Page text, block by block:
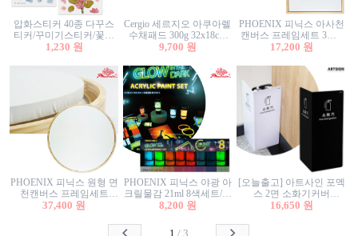
압화스티커 40종 다꾸스
티커/꾸미기스티커/꽃스
티커/압화꽃책갈피/팬시
1,230 원
Cergio 세르지오 아쿠아렐
수채패드 300g 32x18cm
12매 1면제본
9,700 원
PHOENIX 피닉스 아사천
캔버스 프레임세트 3호F
27.3x22cm 캔버스와 올림
17,200 원
PHOENIX 피닉스 원형 면
천캔버스 프레임세트
40cm/원형캔버스/플로팅
37,400 원
PHOENIX 피닉스 야광 아
크릴물감 21ml 8색세트/야
광물감
8,200 원
[오늘출고] 아트사인 포멕
스 2면 소화기커버
1470/1471/소화기커버/소
함/소화기거치대/소화기
16,650 원
1 / 3